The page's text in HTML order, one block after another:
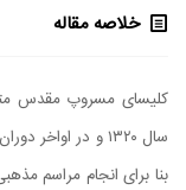
خلاصه مقاله
کلیسای مسروپ مقدس
سال ۱۳۲۰ و در